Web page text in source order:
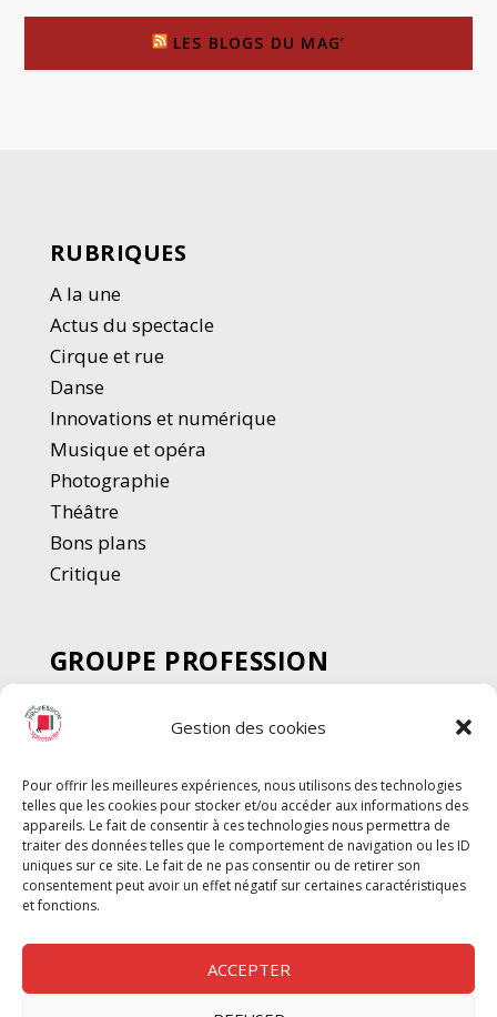
Gestion des cookies
Pour offrir les meilleures expériences, nous utilisons des technologies
telles que les cookies pour stocker et/ou accéder aux informations des
appareils. Le fait de consentir à ces technologies nous permettra de
traiter des données telles que le comportement de navigation ou les ID
uniques sur ce site. Le fait de ne pas consentir ou de retirer son
consentement peut avoir un effet négatif sur certaines caractéristiques
et fonctions.
ACCEPTER
LES BLOGS DU MAG’
RUBRIQUES
A la une
Actus du spectacle
Cirque et rue
Danse
Innovations et numérique
Musique et opéra
Photographie
Théâtre
Bons plans
Critique
GROUPE PROFESSION
SPECTACLE
Chèque Intermittents
Chèque Compta
Chèque Emploi Spectacle
G-Pods
Profession Audio-visuel